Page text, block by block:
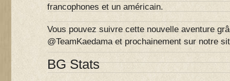
francophones et un américain.
Vous pouvez suivre cette nouvelle aventure
@TeamKaedama et prochainement sur notre
BG Stats